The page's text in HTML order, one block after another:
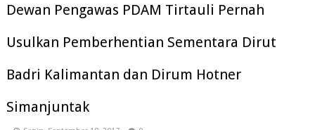
Dewan Pengawas PDAM Tirtauli Pernah
Usulkan Pemberhentian Sementara Dirut
Badri Kalimantan dan Dirum Hotner
Simanjuntak